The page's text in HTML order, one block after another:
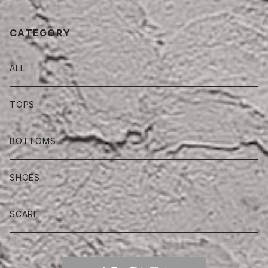
CATEGORY
ALL
TOPS
BOTTOMS
SHOES
SCARF